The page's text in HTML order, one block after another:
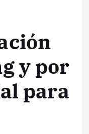
y por
para